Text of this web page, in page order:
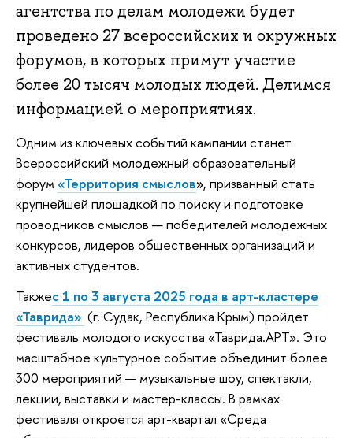
агентства по делам молодежи будет
проведено 27 всероссийских и окружных
форумов, в которых примут участие
более 20 тысяч молодых людей. Делимся
информацией о мероприятиях.
Одним из ключевых событий кампании станет
Всероссийский молодежный образовательный
форум «Территория смыслов», призванный стать
крупнейшей площадкой по поиску и подготовке
проводников смыслов — победителей молодежных
конкурсов, лидеров общественных организаций и
активных студентов.
Такжес 1 по 3 августа 2025 года в арт-кластере
«Таврида» (г. Судак, Республика Крым) пройдет
фестиваль молодого искусства «Таврида.АРТ». Это
масштабное культурное событие объединит более
300 мероприятий — музыкальные шоу, спектакли,
лекции, выставки и мастер-классы. В рамках
фестиваля откроется арт-квартал «Среда